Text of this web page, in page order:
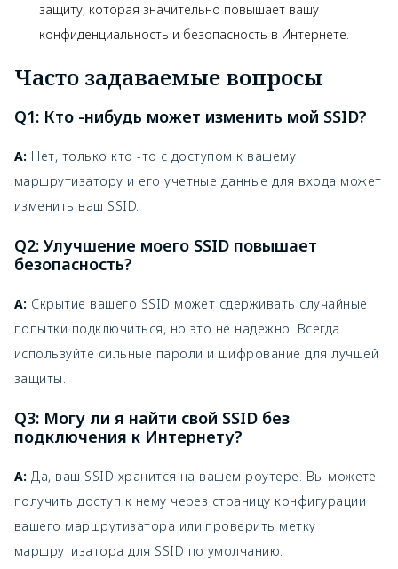
защиту, которая значительно повышает вашу
конфиденциальность и безопасность в Интернете.
Часто задаваемые вопросы
Q1: Кто -нибудь может изменить мой SSID?
A: Нет, только кто -то с доступом к вашему
маршрутизатору и его учетные данные для входа может
изменить ваш SSID.
Q2: Улучшение моего SSID повышает
безопасность?
A: Скрытие вашего SSID может сдерживать случайные
попытки подключиться, но это не надежно. Всегда
используйте сильные пароли и шифрование для лучшей
защиты.
Q3: Могу ли я найти свой SSID без
подключения к Интернету?
A:Да, ваш SSID хранится на вашем роутере. Вы можете
получить доступ к нему через страницу конфигурации
вашего маршрутизатора или проверить метку
маршрутизатора для SSID по умолчанию.